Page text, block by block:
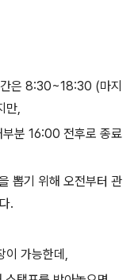
간은 8:30~18:30 (마지
만,
부분 16:00 전후로 종료
뽑기 위해 오전부터 관
.
이 가능한데,